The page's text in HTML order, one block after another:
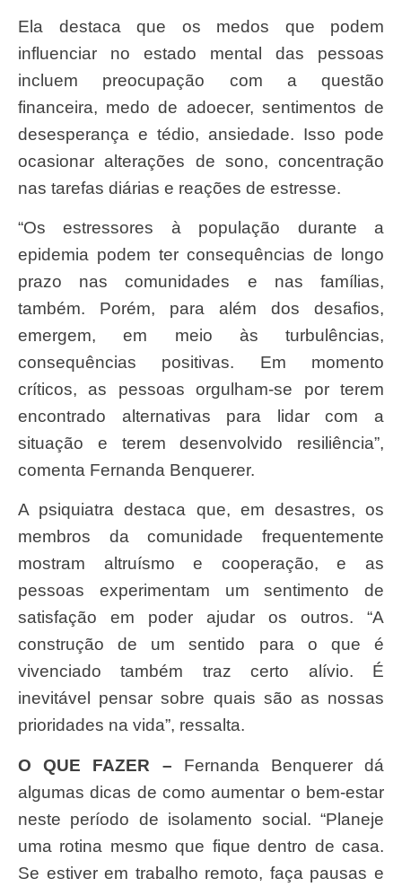
Ela destaca que os medos que podem
influenciar no estado mental das pessoas
incluem preocupação com a questão
financeira, medo de adoecer, sentimentos de
desesperança e tédio, ansiedade. Isso pode
ocasionar alterações de sono, concentração
nas tarefas diárias e reações de estresse.
“Os estressores à população durante a
epidemia podem ter consequências de longo
prazo nas comunidades e nas famílias,
também. Porém, para além dos desafios,
emergem, em meio às turbulências,
consequências positivas. Em momento
críticos, as pessoas orgulham-se por terem
encontrado alternativas para lidar com a
situação e terem desenvolvido resiliência”,
comenta Fernanda Benquerer.
A psiquiatra destaca que, em desastres, os
membros da comunidade frequentemente
mostram altruísmo e cooperação, e as
pessoas experimentam um sentimento de
satisfação em poder ajudar os outros. “A
construção de um sentido para o que é
vivenciado também traz certo alívio. É
inevitável pensar sobre quais são as nossas
prioridades na vida”, ressalta.
O QUE FAZER – Fernanda Benquerer dá
algumas dicas de como aumentar o bem-estar
neste período de isolamento social. “Planeje
uma rotina mesmo que fique dentro de casa.
Se estiver em trabalho remoto, faça pausas e